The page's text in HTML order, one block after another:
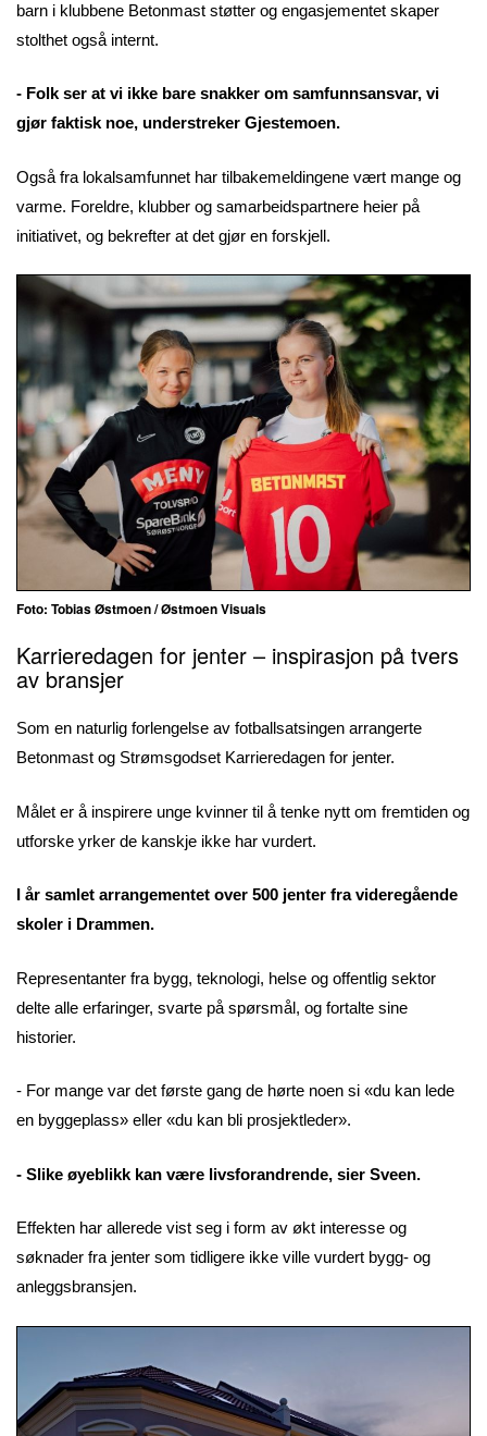
barn i klubbene Betonmast støtter og engasjementet skaper
stolthet også internt.
- Folk ser at vi ikke bare snakker om samfunnsansvar, vi
gjør faktisk noe, understreker Gjestemoen.
Også fra lokalsamfunnet har tilbakemeldingene vært mange og
varme. Foreldre, klubber og samarbeidspartnere heier på
initiativet, og bekrefter at det gjør en forskjell.
Foto: Tobias Østmoen/ Østmoen Visuals
Karrieredagen for jenter – inspirasjon på tvers
av bransjer
Som en naturlig forlengelse av fotballsatsingen arrangerte
Betonmast og Strømsgodset Karrieredagen for jenter.
Målet er å inspirere unge kvinner til å tenke nytt om fremtiden og
utforske yrker de kanskje ikke har vurdert.
I år samlet arrangementet over 500 jenter fra videregående
skoler i Drammen.
Representanter fra bygg, teknologi, helse og offentlig sektor
delte alle erfaringer, svarte på spørsmål, og fortalte sine
historier.
- For mange var det første gang de hørte noen si «du kan lede
en byggeplass» eller «du kan bli prosjektleder».
- Slike øyeblikk kan være livsforandrende, sier Sveen.
Effekten har allerede vist seg i form av økt interesse og
søknader fra jenter som tidligere ikke ville vurdert bygg- og
anleggsbransjen.